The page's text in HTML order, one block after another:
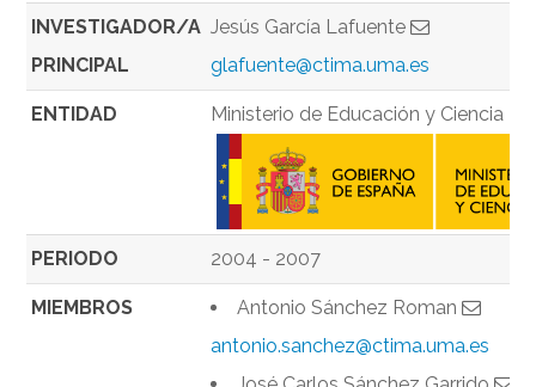
INVESTIGADOR/A
PRINCIPAL
Jesús García Lafuente
glafuente@ctima.uma.es
ENTIDAD Ministerio de Educación y Ciencia
PERIODO 2004 - 2007
MIEMBROS
Antonio Sánchez Roman
antonio.sanchez@ctima.uma.es